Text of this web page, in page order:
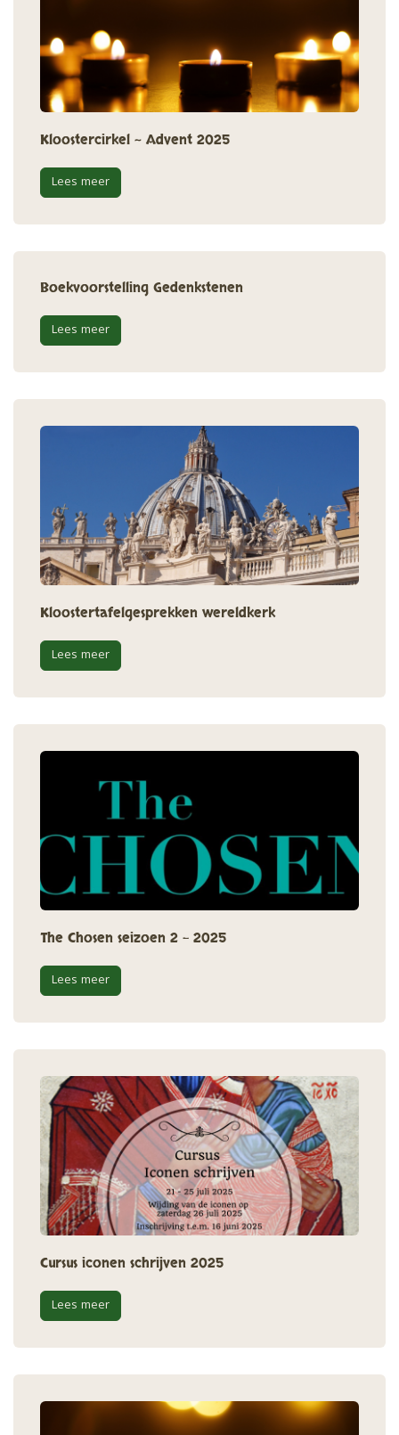
Kloostercirkel ~ Advent 2025
Lees meer
Boekvoorstelling Gedenkstenen
Lees meer
Kloostertafelgesprekken wereldkerk
Lees meer
The Chosen seizoen 2 - 2025
Lees meer
Cursus iconen schrijven 2025
Lees meer